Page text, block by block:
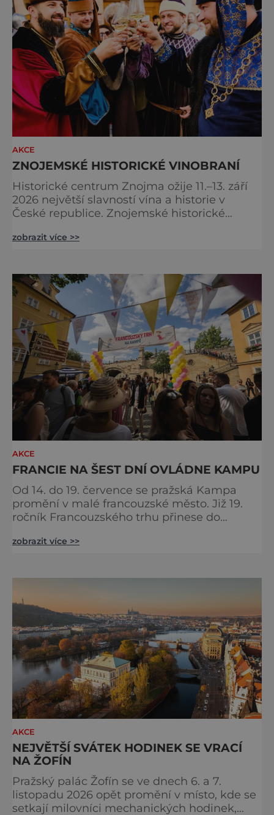
AKCE
ZNOJEMSKÉ HISTORICKÉ VINOBRANÍ
Historické centrum Znojma ožije 11.–13. září
2026 největší slavností vína a historie v
České republice. Znojemské historické
scén, stovky programových bodů, desítky
českých interpretů. Na jeden víkend se celé
město promění v živoucí kulisu středověku,
kde se historie prolíná se
zobrazit více >>
AKCE
FRANCIE NA ŠEST DNÍ OVLÁDNE KAMPU
Od 14. do 19. července se pražská Kampa
promění v malé francouzské město. Již 19.
ročník Francouzského trhu přinese do
gastronomie, vína, hudby a životního stylu,
jednotlivých regionů Francie, ochutnávat
speciality od samotných producentů a užíva
zobrazit více >>
AKCE
NEJVĚTŠÍ SVÁTEK HODINEK SE VRACÍ
NA ŽOFÍN
Pražský palác Žofín se ve dnech 6. a 7.
listopadu 2026 opět promění v místo, kde se
setkají milovníci mechanických hodinek,